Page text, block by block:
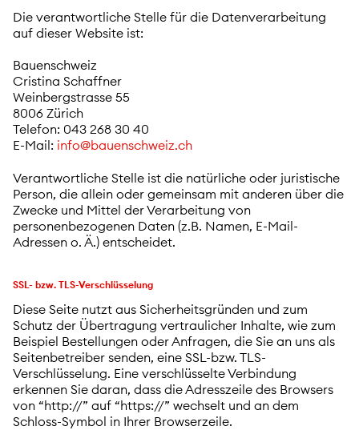
Die verantwortliche Stelle für die Datenverarbeitung
auf dieser Website ist:
Bauenschweiz
Cristina Schaffner
Weinbergstrasse 55
8006 Zürich
Telefon: 043 268 30 40
E-Mail: info@bauenschweiz.ch
Verantwortliche Stelle ist die natürliche oder juristische
Person, die allein oder gemeinsam mit anderen über die
Zwecke und Mittel der Verarbeitung von
personenbezogenen Daten (z.B. Namen, E-Mail-
Adressen o. Ä.) entscheidet.
SSL- bzw. TLS-Verschlüsselung
Diese Seite nutzt aus Sicherheitsgründen und zum
Schutz der Übertragung vertraulicher Inhalte, wie zum
Beispiel Bestellungen oder Anfragen, die Sie an uns als
Seitenbetreiber senden, eine SSL-bzw. TLS-
Verschlüsselung. Eine verschlüsselte Verbindung
erkennen Sie daran, dass die Adresszeile des Browsers
von “http://” auf “https://” wechselt und an dem
Schloss-Symbol in Ihrer Browserzeile.